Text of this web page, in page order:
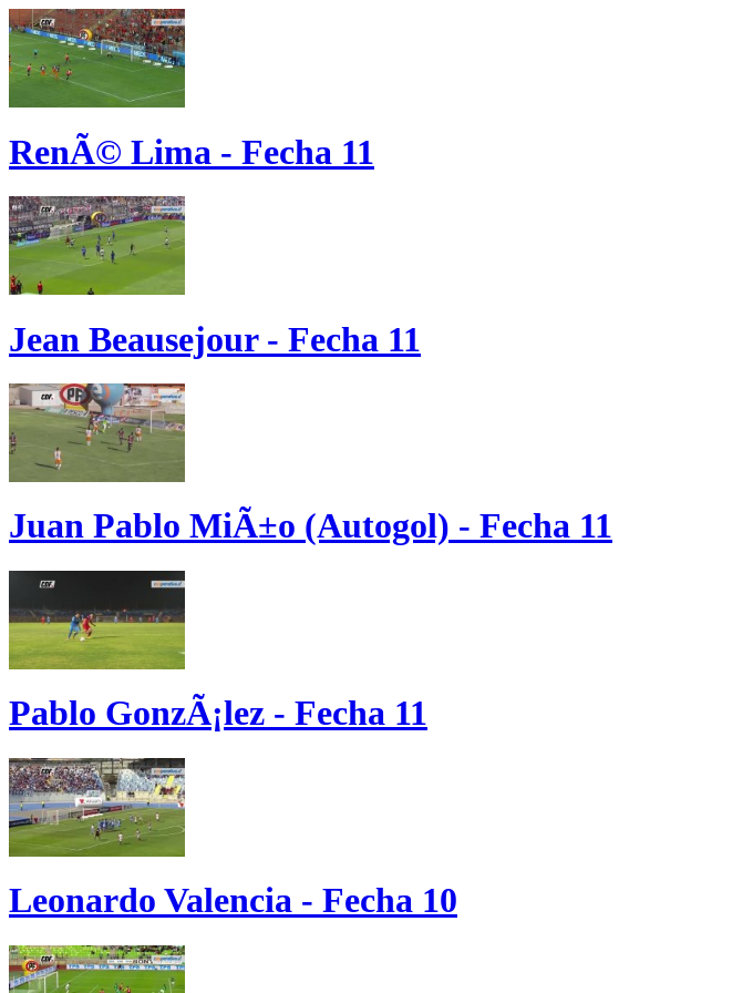
RenÃ© Lima - Fecha 11
Jean Beausejour - Fecha 11
Juan Pablo MiÃ±o (Autogol) - Fecha 11
Pablo GonzÃ¡lez - Fecha 11
Leonardo Valencia - Fecha 10